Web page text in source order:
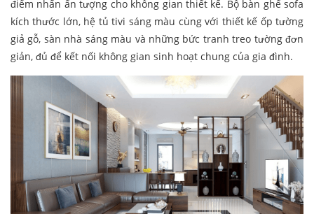
điểm nhấn ấn tượng cho không gian thiết kế. Bộ bàn ghế sofa
kích thước lớn, hệ tủ tivi sáng màu cùng với thiết kế ốp tường
giả gỗ, sàn nhà sáng màu và những bức tranh treo tường đơn
giản, đủ để kết nối không gian sinh hoạt chung của gia đình.